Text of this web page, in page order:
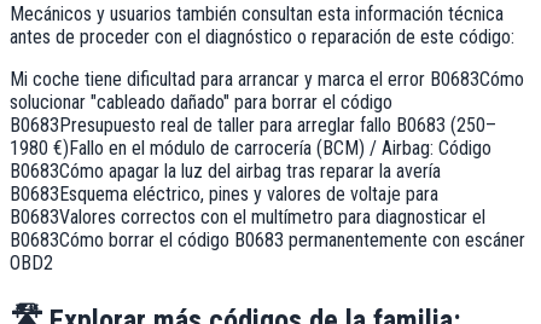
Mecánicos y usuarios también consultan esta información técnica
antes de proceder con el diagnóstico o reparación de este código:
Mi coche tiene dificultad para arrancar y marca el error B0683Cómo
solucionar "cableado dañado" para borrar el código
B0683Presupuesto real de taller para arreglar fallo B0683 (250–
1980 €)Fallo en el módulo de carrocería (BCM) / Airbag: Código
B0683Cómo apagar la luz del airbag tras reparar la avería
B0683Esquema eléctrico, pines y valores de voltaje para
B0683Valores correctos con el multímetro para diagnosticar el
B0683Cómo borrar el código B0683 permanentemente con escáner
OBD2